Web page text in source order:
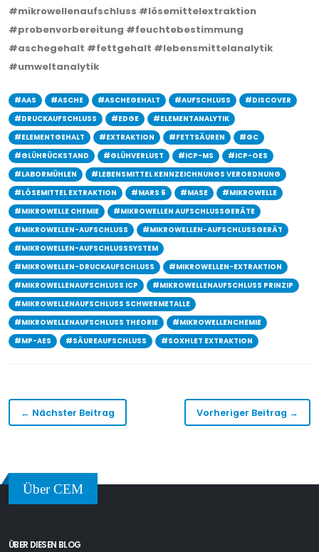
#mikrowellenaufschluss #lösemittelextraktion
#probenvorbereitung #feuchtebestimmung
#aschegehalt #fettgehalt #lebensmittelanalytik
#umweltanalytik
#AAS #ASCHE #ASCHEGEHALT #AUFSCHLUSS
#DISCOVER
#DRUCKAUFSCHLUSS
#EDGE
#ELEMENTANALYTIK
#ELEMENTGEHALT
#EXTRAKTION #FETTSÄUREN
#GC
#GLÜHRÜCKSTAND
#GLÜHVERLUST #ICP-MS
#ICP-OES
#LABORMÜHLEN
#LEBENSMITTEL KENNZEICHNUNGS VERORDNUNG
#LÖSEMITTEL EXTRAKTION
#MARS 6 #MASE
#MIKROWELLE
#MIKROWELLE CHEMIE
#MIKROWELLEN AUFSCHLUSSGERÄTE
#MIKROWELLEN-AUFSCHLUSS
#MIKROWELLEN-AUFSCHLUSSGERÄT
#MIKROWELLEN-AUFSCHLUSSSYSTEM
#MIKROWELLEN-DRUCKAUFSCHLUSS
#MIKROWELLEN-EXTRAKTION
#MIKROWELLENAUFSCHLUSS ICP
#MIKROWELLENAUFSCHLUSS PRINZIP
#MIKROWELLENAUFSCHLUSS SCHWERMETALLE
#MIKROWELLENAUFSCHLUSS THEORIE
#MIKROWELLENCHEMIE
#MP-AES
#SÄUREAUFSCHLUSS #SOXHLET EXTRAKTION
← Nächster Beitrag Vorheriger Beitrag →
Über CEM
ÜBER DIESEN BLOG